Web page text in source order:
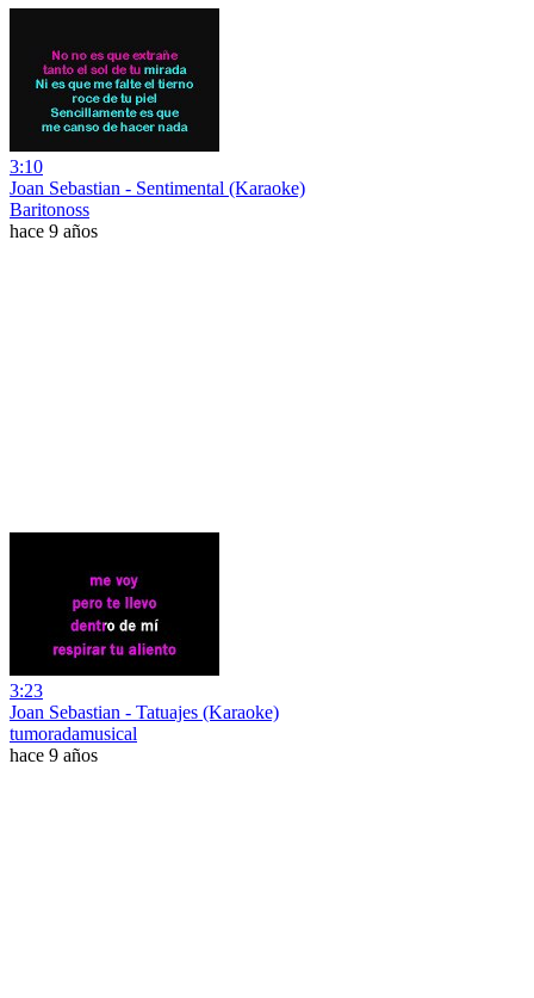
3:10
Joan Sebastian - Sentimental (Karaoke)
Baritonoss
hace 9 años
3:23
Joan Sebastian - Tatuajes (Karaoke)
tumoradamusical
hace 9 años